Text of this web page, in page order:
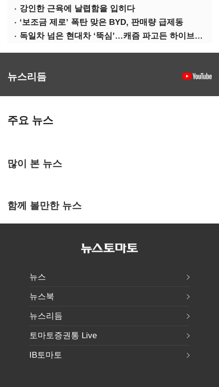
강인한 근육에 날렵함을 입히다
‘보조금 제로’ 폭탄 맞은 BYD, 판매량 급제동
독일차 넘은 현대차 ‘뚝심’…캐즘 파고든 하이브리드 역전극
뉴스리듬
주요 뉴스
많이 본 뉴스
함께 볼만한 뉴스
뉴스
뉴스북
뉴스리듬
토마토증권통 Live
IB토마토